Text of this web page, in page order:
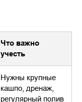
Что важно
учесть
Нужны крупные
кашпо, дренаж,
регулярный полив